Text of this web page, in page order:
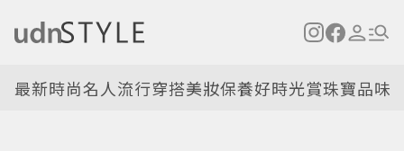
最新時尚名人流行穿搭美妝保養好時光賞珠寶品味